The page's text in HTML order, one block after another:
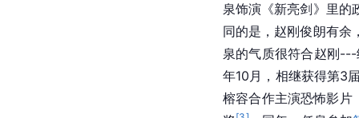
泉饰演《新亮剑》里的
同的是，赵刚俊朗有余
泉的气质很符合赵刚
年10月，相继获得第3
榕容合作主演恐怖影片